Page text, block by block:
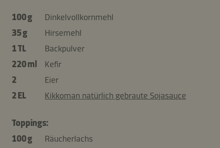
100 g
Dinkelvollkornmehl
35 g
Hirsemehl
1 TL
Backpulver
220 ml
Kefir
2
Eier
2 EL
Kikkoman natürlich gebraute Sojasauce
Toppings:
100 g
Räucherlachs